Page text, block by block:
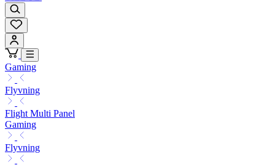
Gaming
Flyvning
Flight Multi Panel
Gaming
Flyvning